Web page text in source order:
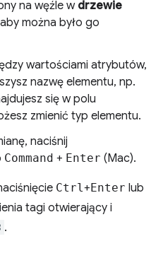
na węźle w drzewie
można było go
wartościami atrybutów,
nazwę elementu, np.
się w polu
zmienić typ elementu.
naciśnij
Command + Enter (Mac).
Ctrl+Enter lub
tagi otwierający i
.